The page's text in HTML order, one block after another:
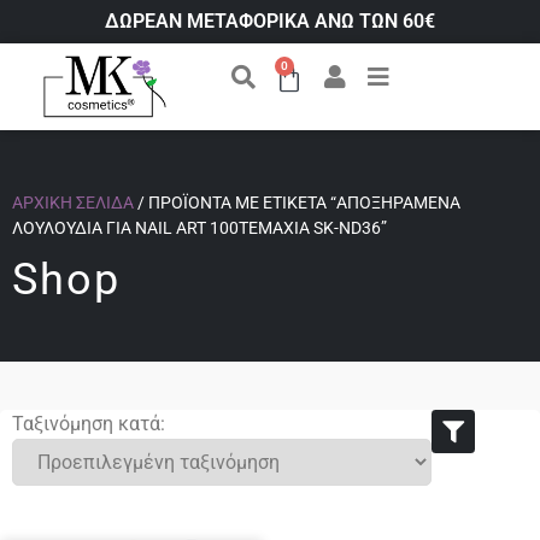
ΔΩΡΕΑΝ ΜΕΤΑΦΟΡΙΚΑ ΑΝΩ ΤΩΝ 60€
0
ΑΡΧΙΚΉ ΣΕΛΊΔΑ / ΠΡΟΪΌΝΤΑ ΜΕ ΕΤΙΚΈΤΑ “ΑΠΟΞΗΡΑΜΈΝΑ
ΛΟΥΛΟΎΔΙΑ ΓΙΑ NAIL ART 100ΤΕΜΆΧΙΑ SK-ND36”
Shop
Ταξινόμηση κατά: